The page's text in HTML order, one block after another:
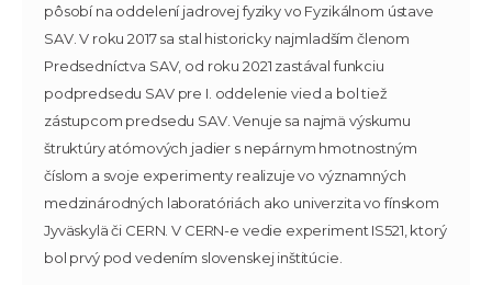
pôsobí na oddelení jadrovej fyziky vo Fyzikálnom ústave
SAV. V roku 2017 sa stal historicky najmladším členom
Predsedníctva SAV, od roku 2021 zastával funkciu
podpredsedu SAV pre I. oddelenie vied a bol tiež
zástupcom predsedu SAV. Venuje sa najmä výskumu
štruktúry atómových jadier s nepárnym hmotnostným
číslom a svoje experimenty realizuje vo významných
medzinárodných laboratóriách ako univerzita vo fínskom
Jyväskylä či CERN. V CERN-e vedie experiment IS521, ktorý
bol prvý pod vedením slovenskej inštitúcie.